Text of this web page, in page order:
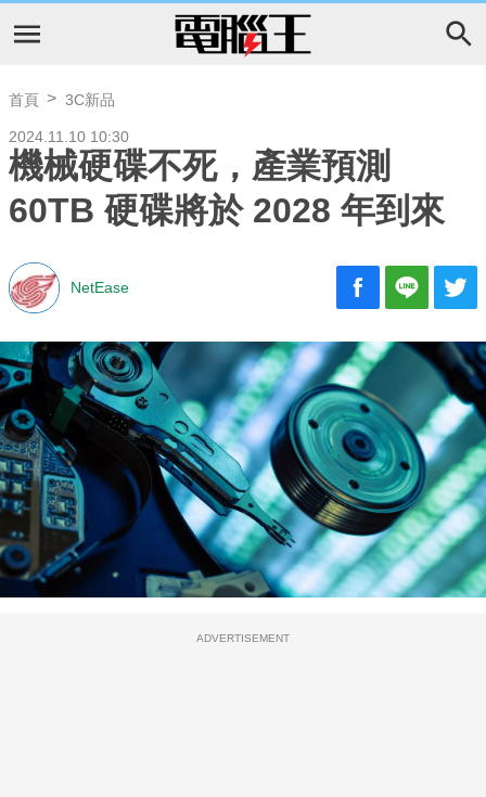
首頁 3C新品
2024.11.10 10:30
機械硬碟不死，產業預測
60TB 硬碟將於 2028 年到來
NetEase
ADVERTISEMENT